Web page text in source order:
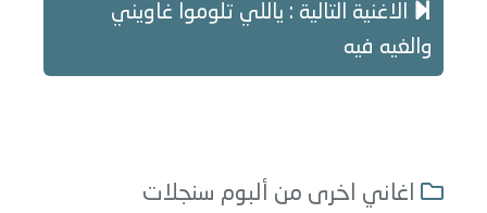
الاغنية التالية : ياللي تلوموا غاويني
والغيه فيه
اغاني اخرى من ألبوم سنجلات